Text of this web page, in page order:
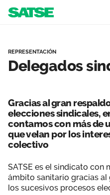
Conócenos
Delegados Sindicales
Estructura
Ámbitos de
Secciones sindicales
Qué ofrecemos
Servicios
Ventajas
Actualidad
Temas
Noticias
Contáctanos
REPRESENTACIÓN
Delegados
Gracias al gran
elecciones sindicales,
contamos con más de
que velan por los
colectivo
SATSE es el sindicato con
ámbito sanitario gracias
los sucesivos procesos